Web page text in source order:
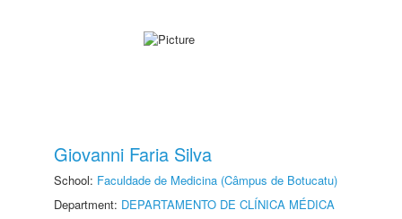
Giovanni Faria Silva
School: Faculdade de Medicina (Câmpus de Botucatu)
Department: DEPARTAMENTO DE CLÍNICA MÉDICA